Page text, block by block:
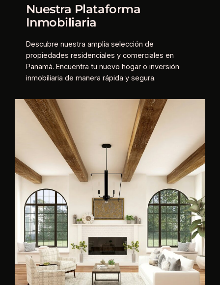
Nuestra Plataforma
Inmobiliaria
Descubre nuestra amplia selección de
propiedades residenciales y comerciales en
Panamá. Encuentra tu nuevo hogar o inversión
inmobiliaria de manera rápida y segura.